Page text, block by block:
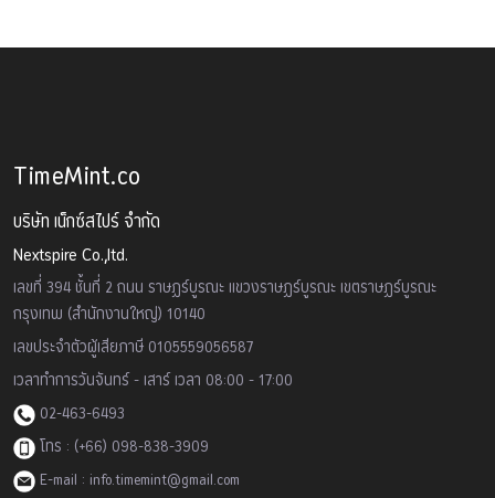
TimeMint.co
บริษัท เน็กซ์สไปร์ จำกัด
Nextspire Co.,ltd.
เลขที่ 394 ชั้นที่ 2 ถนน ราษฏร์บูรณะ แขวงราษฏร์บูรณะ เขตราษฏร์บูรณะ
กรุงเทพ (สำนักงานใหญ่) 10140
เลขประจำตัวผู้เสียภาษี 0105559056587
เวลาทำการวันจันทร์ - เสาร์ เวลา 08:00 - 17:00
02-463-6493
โทร : (+66) 098-838-3909
E-mail : info.timemint@gmail.com